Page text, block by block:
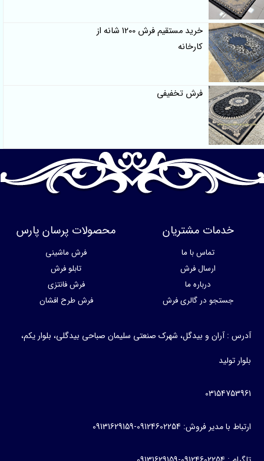
خرید مستقیم فرش 1200 شانه از
کارخانه
فرش تخفیفی
خدمات مشتریان
تماس با ما
ارسال فرش
درباره ما
جستجو در گالری فرش
محصولات پرسان پارس
فرش ماشینی
تابلو فرش
فرش فانتزی
فرش طرح افشان
آدرس : آران و بیدگل، شهرک صنعتی سلیمان صباحی بیدگلی، بلوار یکم،
بلوار تولید
03154753961
ارتباط با مدیر فروش: 09124602254-09131629159